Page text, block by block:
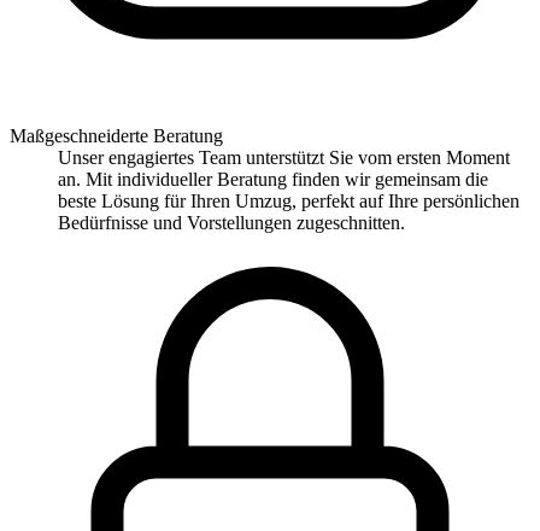
Maßgeschneiderte Beratung
Unser engagiertes Team unterstützt Sie vom ersten Moment
an. Mit individueller Beratung finden wir gemeinsam die
beste Lösung für Ihren Umzug, perfekt auf Ihre persönlichen
Bedürfnisse und Vorstellungen zugeschnitten.